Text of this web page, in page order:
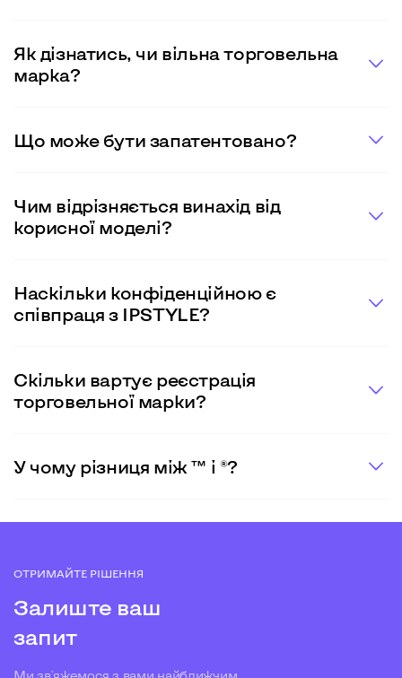
Як дізнатись, чи вільна торговельна
марка?
Що може бути запатентовано?
Чим відрізняється винахід від
корисної моделі?
Наскільки конфіденційною є
співпраця з IPSTYLE?
Скільки вартує реєстрація
торговельної марки?
У чому різниця між ™ і ®?
ОТРИМАЙТЕ РІШЕННЯ
Залиште ваш
запит